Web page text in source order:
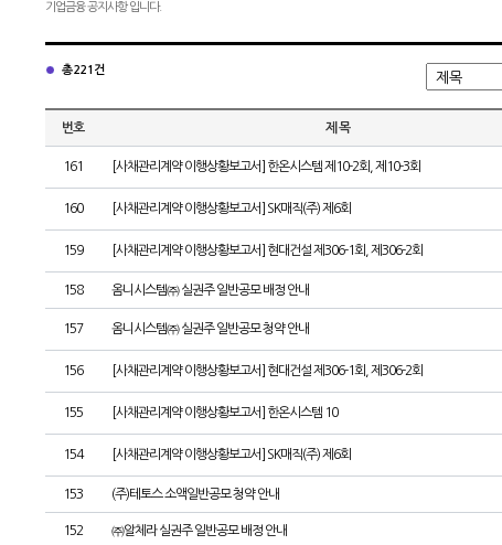
기업금융 공지사항 입니다.
총 221건
번호 제 목
161 [사채관리계약 이행상황보고서] 한온시스템 제10-2회, 제10-3회
160 [사채관리계약 이행상황보고서] SK매직(주) 제6회
159 [사채관리계약 이행상황보고서] 현대건설 제306-1회, 제306-2회
158 옴니시스템㈜ 실권주 일반공모 배정 안내
157 옴니시스템㈜ 실권주 일반공모 청약 안내
156 [사채관리계약 이행상황보고서] 현대건설 제306-1회, 제306-2회
155 [사채관리계약 이행상황보고서] 한온시스템 10
154 [사채관리계약 이행상황보고서] SK매직(주) 제6회
153 (주)테토스 소액일반공모 청약 안내
152 ㈜알체라 실권주 일반공모 배정 안내